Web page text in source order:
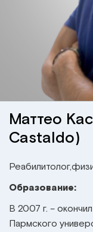
Маттео
Castaldo)
Образование:
В 2007 г. –
Пармского
Институт
Институт Барраля
Прикладная
Кинезиотейпинг
Психология,
Реабилитация
Эстетическая
Барралю